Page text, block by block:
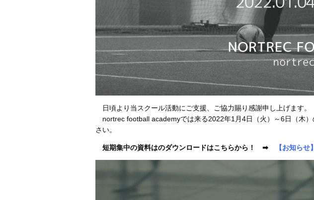
日頃より当スクール活動にご支援、ご協力賜り感謝申し上げます。
nortrec football academyでは来る2022年1月4日（火）～6日（木
さい。
短期集中の資料はのダウンロードはこちらから！ ➡ 【お知らせ